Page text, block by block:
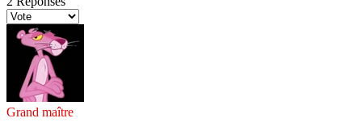
Grand maître